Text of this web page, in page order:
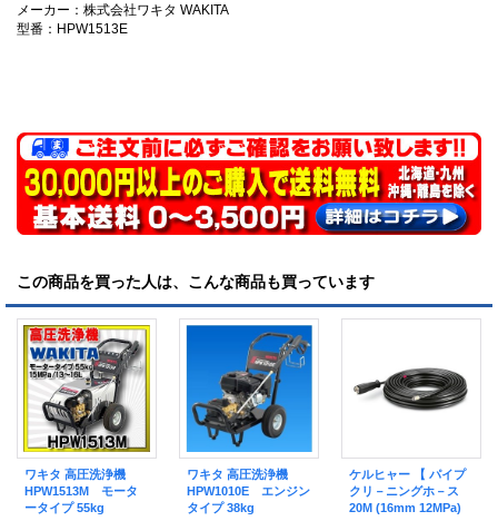
メーカー：株式会社ワキタ WAKITA
型番：HPW1513E
この商品を買った人は、こんな商品も買っています
ワキタ 高圧洗浄機
HPW1513M モータ
ータイプ 55kg
ワキタ 高圧洗浄機
HPW1010E エンジン
タイプ 38kg
ケルヒャー 【 パイプ
クリ－ニングホ－ス
20M (16mm 12MPa)